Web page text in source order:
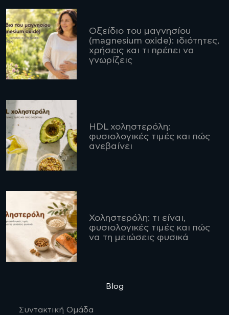
Οξείδιο του μαγνησίου
(magnesium oxide): ιδιότητες,
χρήσεις και τι πρέπει να
γνωρίζεις
HDL χοληστερόλη:
φυσιολογικές τιμές και πώς
ανεβαίνει
Χοληστερόλη: τι είναι,
φυσιολογικές τιμές και πώς
να τη μειώσεις φυσικά
Blog
Συντακτική Ομάδα